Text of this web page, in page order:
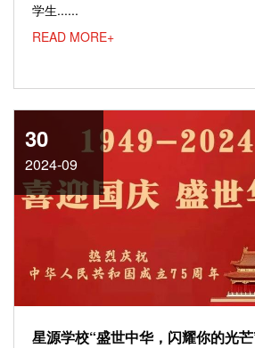
学生......
READ MORE+
30
2024-09
星源学校“盛世中华，闪耀你的光